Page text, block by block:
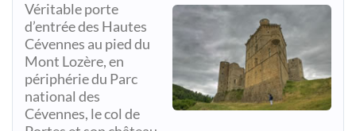
Véritable porte
d’entrée des Hautes
Cévennes au pied du
Mont Lozère, en
périphérie du Parc
national des
Cévennes, le col de